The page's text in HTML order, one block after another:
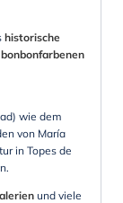
historische
wie dem
von María
in Topes de
und viele